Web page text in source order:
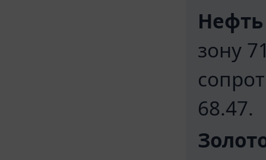
Нефть
зону
68.47.